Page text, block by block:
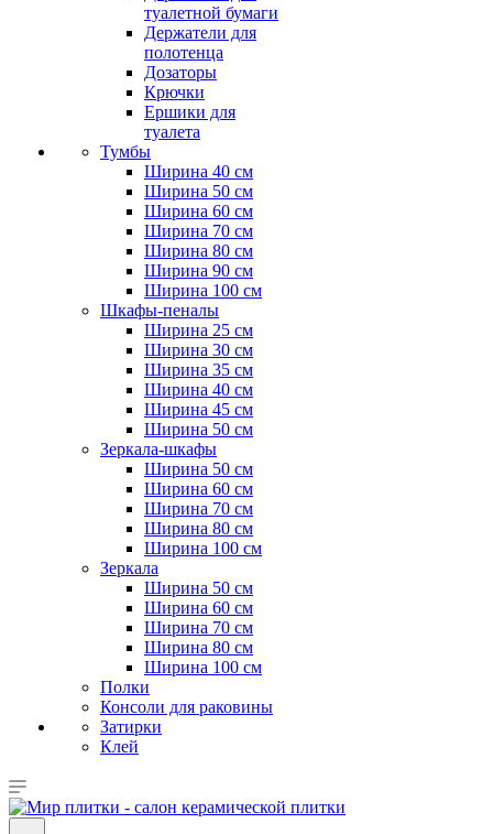
туалетной бумаги
Держатели для
полотенца
Дозаторы
Крючки
Ершики для
туалета
Тумбы
Ширина 40 см
Ширина 50 см
Ширина 60 см
Ширина 70 см
Ширина 80 см
Ширина 90 см
Ширина 100 см
Шкафы-пеналы
Ширина 25 см
Ширина 30 см
Ширина 35 см
Ширина 40 см
Ширина 45 см
Ширина 50 см
Зеркала-шкафы
Ширина 50 см
Ширина 60 см
Ширина 70 см
Ширина 80 см
Ширина 100 см
Зеркала
Ширина 50 см
Ширина 60 см
Ширина 70 см
Ширина 80 см
Ширина 100 см
Полки
Консоли для раковины
Затирки
Клей